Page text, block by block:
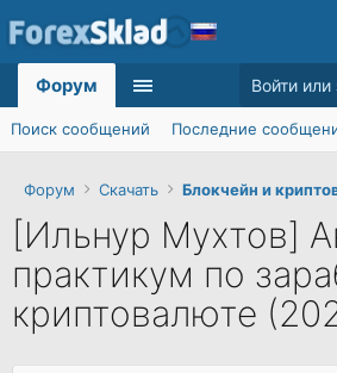
Форум Скачать Блокчейн и
[Ильнур Мухтов]
практикум по
криптовалюте
Форум
Поиск сообщений Последние
Войти или